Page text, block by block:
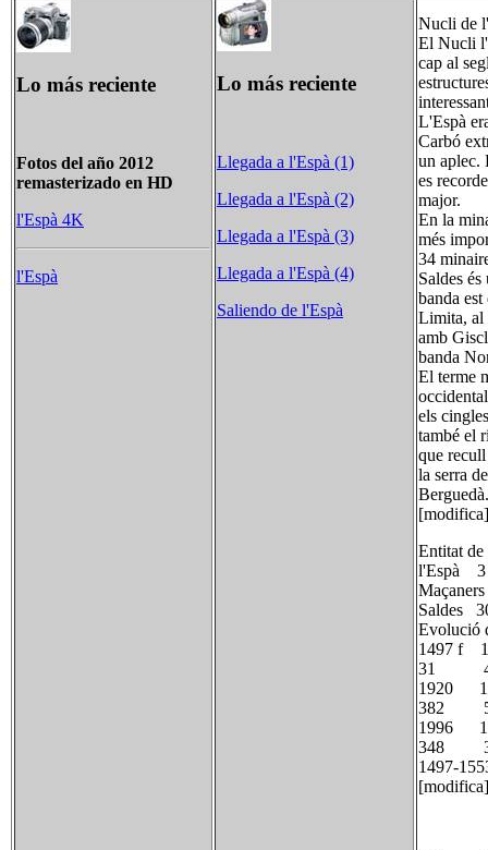
Lo más reciente
Fotos del año 2012
remasterizado en HD
l'Espà 4K
l'Espà
Lo más reciente
Llegada a l'Espà (1)
Llegada a l'Espà (2)
Llegada a l'Espà (3)
Llegada a l'Espà (4)
Saliendo de l'Espà
Nucli de
El Nucli
cap al
L'Espà
Carbó
un aplec.
es
major.
En la
més
34
Saldes
banda
Limita, al
amb
banda
El terme
els
també el
que
la serra
Berguedà.
Entitat
l'Espà 3
Saldes
Evolució
1497 f
31
1920
382
1996
1497-